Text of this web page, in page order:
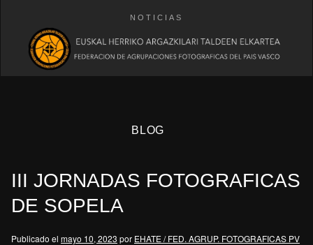
NOTICIAS
BLOG
III JORNADAS FOTOGRAFICAS
DE SOPELA
Publicado el mayo 10, 2023 por EHATE / FED. AGRUP. FOTOGRAFICAS PV